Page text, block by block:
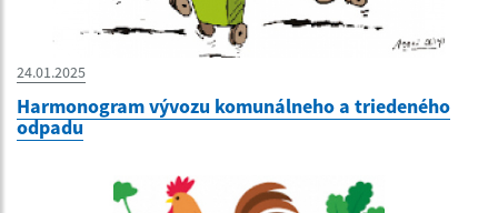
24.01.2025
Harmonogram vývozu komunálneho a triedeného
odpadu